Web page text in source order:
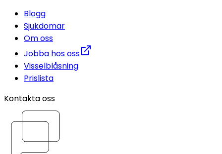
Blogg
Sjukdomar
Om oss
Jobba hos oss
Visselblåsning
Prislista
Kontakta oss